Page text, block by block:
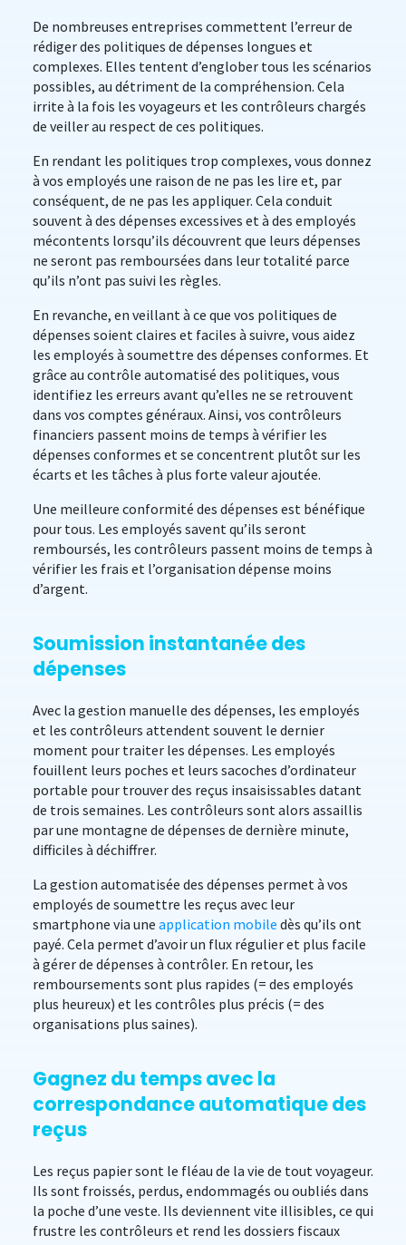
De nombreuses entreprises commettent l’erreur de
rédiger des politiques de dépenses longues et
complexes. Elles tentent d’englober tous les scénarios
possibles, au détriment de la compréhension. Cela
irrite à la fois les voyageurs et les contrôleurs chargés
de veiller au respect de ces politiques.
En rendant les politiques trop complexes, vous donnez
à vos employés une raison de ne pas les lire et, par
conséquent, de ne pas les appliquer. Cela conduit
souvent à des dépenses excessives et à des employés
mécontents lorsqu’ils découvrent que leurs dépenses
ne seront pas remboursées dans leur totalité parce
qu’ils n’ont pas suivi les règles.
En revanche, en veillant à ce que vos politiques de
dépenses soient claires et faciles à suivre, vous aidez
les employés à soumettre des dépenses conformes. Et
grâce au contrôle automatisé des politiques, vous
identifiez les erreurs avant qu’elles ne se retrouvent
dans vos comptes généraux. Ainsi, vos contrôleurs
financiers passent moins de temps à vérifier les
dépenses conformes et se concentrent plutôt sur les
écarts et les tâches à plus forte valeur ajoutée.
Une meilleure conformité des dépenses est bénéfique
pour tous. Les employés savent qu’ils seront
remboursés, les contrôleurs passent moins de temps à
vérifier les frais et l’organisation dépense moins
d’argent.
Soumission instantanée des
dépenses
Avec la gestion manuelle des dépenses, les employés
et les contrôleurs attendent souvent le dernier
moment pour traiter les dépenses. Les employés
fouillent leurs poches et leurs sacoches d’ordinateur
portable pour trouver des reçus insaisissables datant
de trois semaines. Les contrôleurs sont alors assaillis
par une montagne de dépenses de dernière minute,
difficiles à déchiffrer.
La gestion automatisée des dépenses permet à vos
employés de soumettre les reçus avec leur
smartphone via une application mobile dès qu’ils ont
payé. Cela permet d’avoir un flux régulier et plus facile
à gérer de dépenses à contrôler. En retour, les
remboursements sont plus rapides (= des employés
plus heureux) et les contrôles plus précis (= des
organisations plus saines).
Gagnez du temps avec la
correspondance automatique des
reçus
Les reçus papier sont le fléau de la vie de tout voyageur.
Ils sont froissés, perdus, endommagés ou oubliés dans
la poche d’une veste. Ils deviennent vite illisibles, ce qui
frustre les contrôleurs et rend les dossiers fiscaux